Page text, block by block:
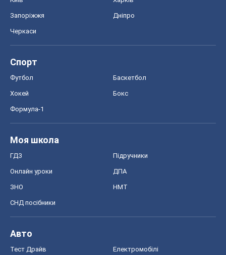
Запоріжжя Дніпро
Черкаси
Спорт
Футбол Баскетбол
Хокей Бокс
Формула-1
Моя школа
ГДЗ Підручники
Онлайн уроки ДПА
ЗНО НМТ
СНД посібники
Авто
Тест Драйв Електромобілі